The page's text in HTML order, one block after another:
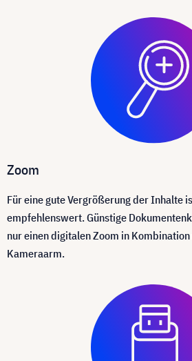
Zoom
Für eine gute Vergrößerung der Inhalte
empfehlenswert. Günstige
nur einen digitalen Zoom in
Kameraarm.